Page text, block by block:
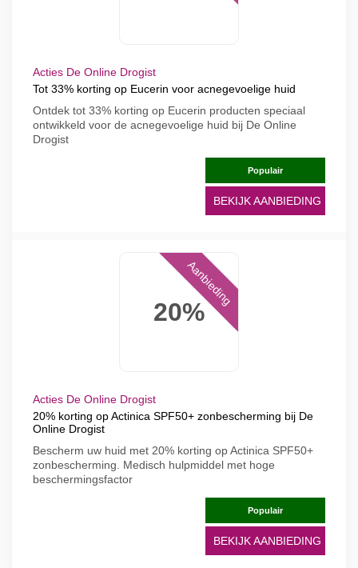
Acties De Online Drogist
Tot 33% korting op Eucerin voor acnegevoelige huid
Ontdek tot 33% korting op Eucerin producten speciaal
ontwikkeld voor de acnegevoelige huid bij De Online
Drogist
Populair
BEKIJK AANBIEDING
20%
Aanbieding
Acties De Online Drogist
20% korting op Actinica SPF50+ zonbescherming bij De
Online Drogist
Bescherm uw huid met 20% korting op Actinica SPF50+
zonbescherming. Medisch hulpmiddel met hoge
beschermingsfactor
Populair
BEKIJK AANBIEDING